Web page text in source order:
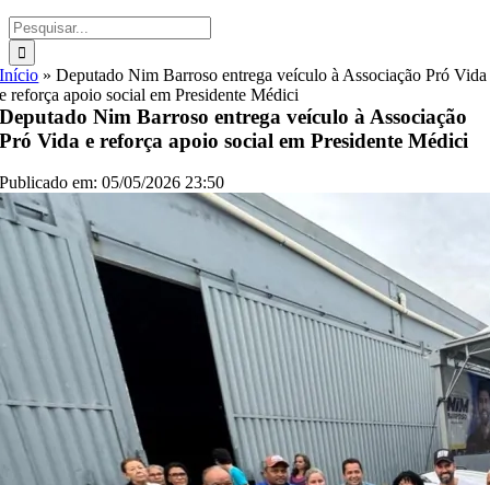
Buscar
resultados
para:
Início »Deputado Nim Barroso entrega veículo à Associação Pró Vida
e reforça apoio social em Presidente Médici
Deputado Nim Barroso entrega veículo à Associação
Pró Vida e reforça apoio social em Presidente Médici
Publicado em: 05/05/2026 23:50